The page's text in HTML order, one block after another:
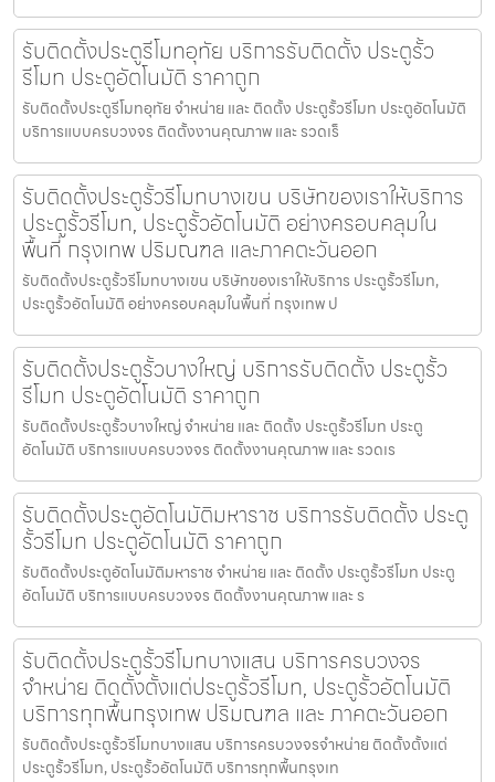
รับติดตั้งประตูรีโมทอุทัย บริการรับติดตั้ง ประตูรั้ว
รีโมท ประตูอัตโนมัติ ราคาถูก
รับติดตั้งประตูรีโมทอุทัย จำหน่าย และ ติดตั้ง ประตูรั้วรีโมท ประตูอัตโนมัติ
บริการแบบครบวงจร ติดตั้งงานคุณภาพ และ รวดเร็
รับติดตั้งประตูรั้วรีโมทบางเขน บริษัทของเราให้บริการ
ประตูรั้วรีโมท, ประตูรั้วอัตโนมัติ อย่างครอบคลุมใน
พื้นที่ กรุงเทพ ปริมณฑล และภาคตะวันออก
รับติดตั้งประตูรั้วรีโมทบางเขน บริษัทของเราให้บริการ ประตูรั้วรีโมท,
ประตูรั้วอัตโนมัติ อย่างครอบคลุมในพื้นที่ กรุงเทพ ป
รับติดตั้งประตูรั้วบางใหญ่ บริการรับติดตั้ง ประตูรั้ว
รีโมท ประตูอัตโนมัติ ราคาถูก
รับติดตั้งประตูรั้วบางใหญ่ จำหน่าย และ ติดตั้ง ประตูรั้วรีโมท ประตู
อัตโนมัติ บริการแบบครบวงจร ติดตั้งงานคุณภาพ และ รวดเร
รับติดตั้งประตูอัตโนมัติมหาราช บริการรับติดตั้ง ประตู
รั้วรีโมท ประตูอัตโนมัติ ราคาถูก
รับติดตั้งประตูอัตโนมัติมหาราช จำหน่าย และ ติดตั้ง ประตูรั้วรีโมท ประตู
อัตโนมัติ บริการแบบครบวงจร ติดตั้งงานคุณภาพ และ ร
รับติดตั้งประตูรั้วรีโมทบางแสน บริการครบวงจร
จำหน่าย ติดตั้งตั้งแต่ประตูรั้วรีโมท, ประตูรั้วอัตโนมัติ
บริการทุกพื้นกรุงเทพ ปริมณฑล และ ภาคตะวันออก
รับติดตั้งประตูรั้วรีโมทบางแสน บริการครบวงจรจำหน่าย ติดตั้งตั้งแต่
ประตูรั้วรีโมท, ประตูรั้วอัตโนมัติ บริการทุกพื้นกรุงเท